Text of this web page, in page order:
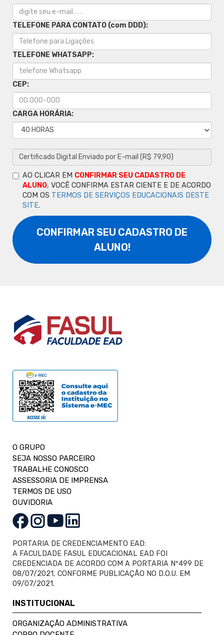
TELEFONE PARA CONTATO (com DDD):
TELEFONE WHATSAPP:
CEP:
CARGA HORÁRIA:
AO CLICAR EM CONFIRMAR SEU CADASTRO DE
ALUNO, VOCÊ CONFIRMA ESTAR CIENTE E DE ACORDO
COM OS TERMOS DE SERVIÇOS EDUCACIONAIS DESTE
SITE.
CONFIRMAR SEU CADASTRO DE
ALUNO!
O GRUPO
SEJA NOSSO PARCEIRO
TRABALHE CONOSCO
ASSESSORIA DE IMPRENSA
TERMOS DE USO
OUVIDORIA
PORTARIA DE CREDENCIAMENTO EAD:
A FACULDADE FASUL EDUCACIONAL EAD FOI
CREDENCIADA DE ACORDO COM A PORTARIA Nº499 DE
08/07/2021, CONFORME PUBLICAÇÃO NO D.O.U. EM
09/07/2021.
INSTITUCIONAL
ORGANIZAÇÃO ADMINISTRATIVA